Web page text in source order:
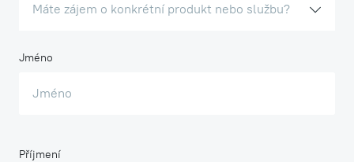
Máte zájem o konkrétní produkt nebo službu?
Jméno
Příjmení